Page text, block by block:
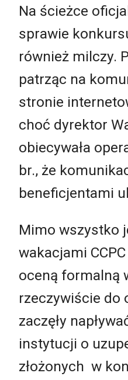
Na ścieżce
sprawie
również milczy.
patrząc na
stronie
choć dyrektor
obiecywała
br., że
beneficjentami
Mimo wszystko
wakacjami
oceną formalną
rzeczywiście do
zaczęły
instytucji o
złożonych w